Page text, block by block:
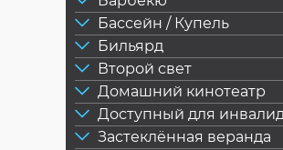
Бассейн / Купель
Бильярд
Второй свет
Домашний кинотеатр
Доступный для
Застеклённая веранда